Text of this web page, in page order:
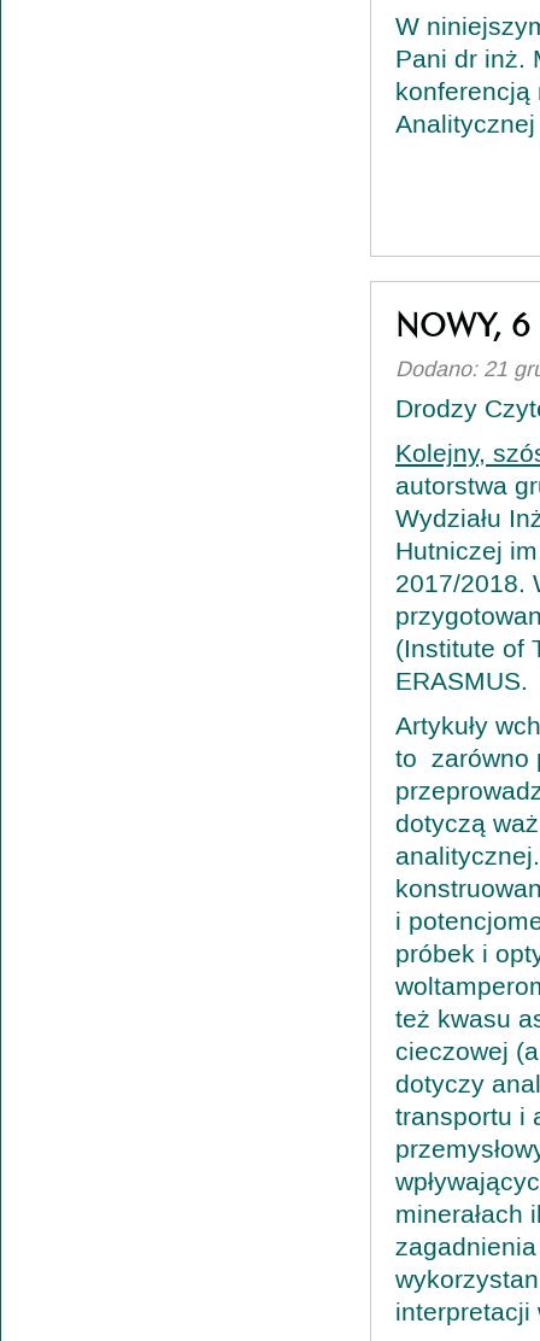
W
Pani dr inż.
konferencją
NOWY,
Dodano: 21
Drodzy
Kolejny,
autorstwa
Wydziału
Hutniczej
2017/2018.
(Institute of
ERASMUS.
Artykuły
to zarówno
dotyczą
i
próbek i
też kwasu
cieczowej
dotyczy
transportu i
minerałach
interpretacji